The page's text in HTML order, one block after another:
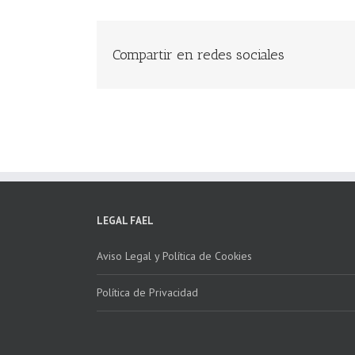
Compartir en redes sociales
LEGAL FAEL
Aviso Legal y Política de Cookies
Política de Privacidad